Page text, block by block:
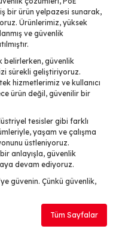
bir ürün yelpazesi sunarak,
Ürünlerimiz, yüksek
ve güvenlik
belirlerken, güvenlik
sürekli geliştiriyoruz.
hizmetlerimiz ve kullanıcı
ürün değil, güvenilir bir
tesisler gibi farklı
yaşam ve çalışma
üstleniyoruz.
anlayışla, güvenlik
devam ediyoruz.
güvenin. Çünkü güvenlik,
Tüm Sayfalar